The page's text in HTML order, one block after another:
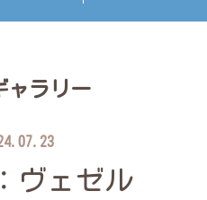
ャラリー
ヴェゼル